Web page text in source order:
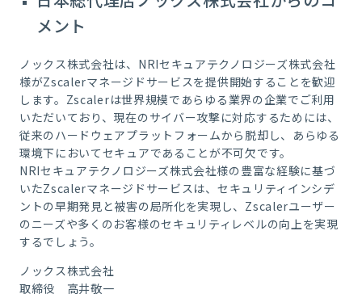
メント
ノックス株式会社は、NRIセキュアテクノロジーズ株式会社
様がZscalerマネージドサービスを提供開始することを歓迎
します。Zscalerは世界規模であらゆる業界の企業でご利用
いただいており、現在のサイバー攻撃に対応するためには、
従来のハードウェアプラットフォームから脱却し、あらゆる
環境下においてセキュアであることが不可欠です。
NRIセキュアテクノロジーズ株式会社様の豊富な経験に基づ
いたZscalerマネージドサービスは、セキュリティインシデ
ントの早期発見と被害の局所化を実現し、Zscalerユーザー
のニーズや多くのお客様のセキュリティレベルの向上を実現
するでしょう。
ノックス株式会社
取締役 高井敬一